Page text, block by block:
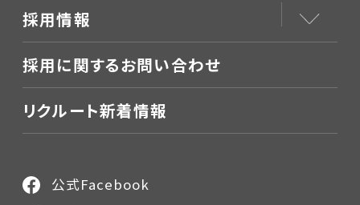
採用情報
採用に関するお問い合わせ
リクルート新着情報
公式Facebook